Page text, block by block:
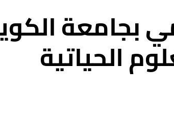
بجامعة
الحياتية